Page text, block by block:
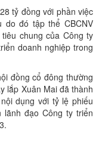
tỷ đồng với phần việc
do đó tập thể CBCNV
chung của Công ty
doanh nghiệp trong
đồng cổ đông thường
lắp Xuân Mai đã thành
dụng với tỷ lệ phiếu
đạo Công ty triển